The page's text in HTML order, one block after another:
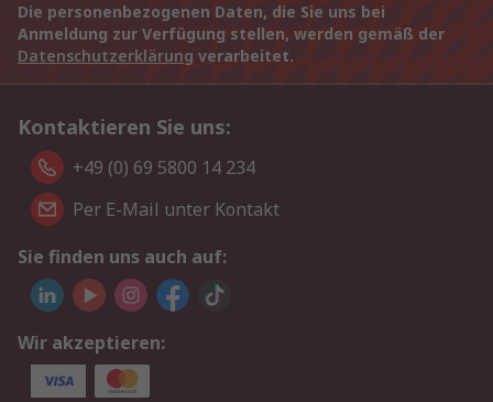
Die personenbezogenen Daten, die Sie uns bei
Anmeldung zur Verfügung stellen, werden gemäß der
Datenschutzerklärung verarbeitet.
Kontaktieren Sie uns:
+49 (0) 69 5800 14 234
Per E-Mail unter Kontakt
Sie finden uns auch auf:
Wir akzeptieren: